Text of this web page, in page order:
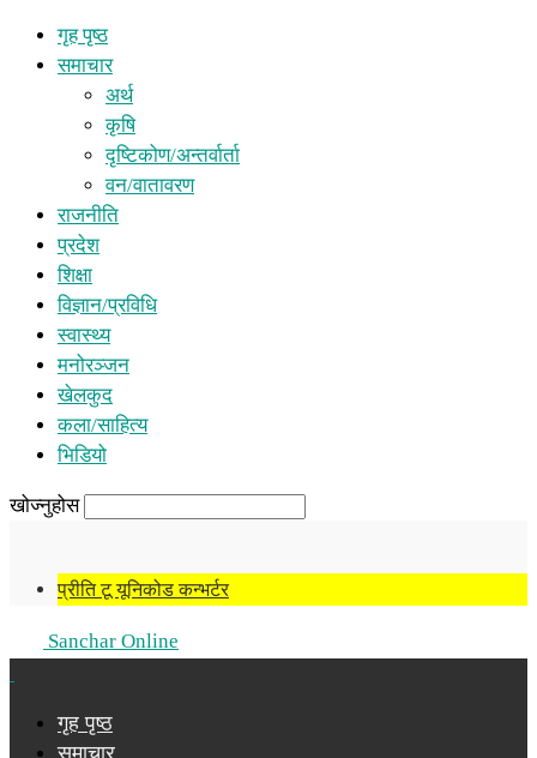
गृह पृष्ठ
समाचार
अर्थ
कृषि
दृष्टिकोण/अन्तर्वार्ता
वन/वातावरण
राजनीति
प्रदेश
शिक्षा
विज्ञान/प्रविधि
स्वास्थ्य
मनोरञ्जन
खेलकुद
कला/साहित्य
भिडियो
खोज्नुहोस
प्रीति टू यूनिकोड कन्भर्टर
Sanchar Online
गृह पृष्ठ
समाचार